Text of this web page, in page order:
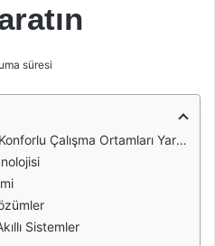
süresi
Çalışma Ortamları Yaratın
Sistemler